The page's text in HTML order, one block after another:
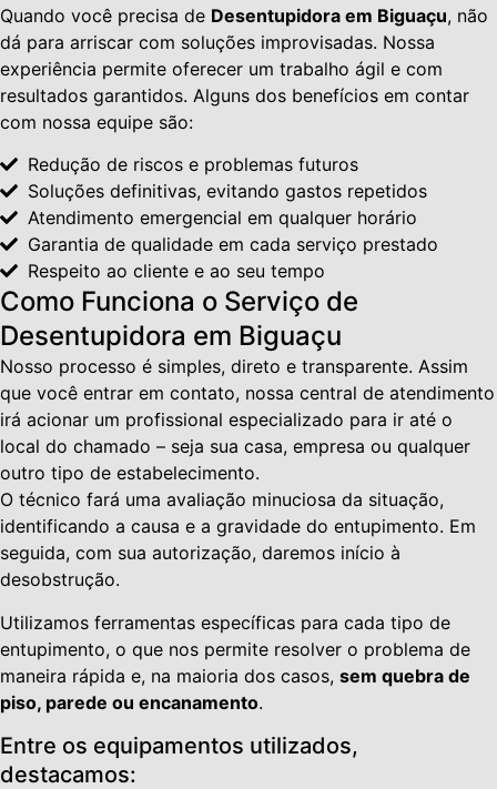
Quando você precisa de Desentupidora em Biguaçu, não
dá para arriscar com soluções improvisadas. Nossa
experiência permite oferecer um trabalho ágil e com
resultados garantidos. Alguns dos benefícios em contar
com nossa equipe são:
Redução de riscos e problemas futuros
Soluções definitivas, evitando gastos repetidos
Atendimento emergencial em qualquer horário
Garantia de qualidade em cada serviço prestado
Respeito ao cliente e ao seu tempo
Como Funciona o Serviço de
Desentupidora em Biguaçu
Nosso processo é simples, direto e transparente. Assim
que você entrar em contato, nossa central de atendimento
irá acionar um profissional especializado para ir até o
local do chamado – seja sua casa, empresa ou qualquer
outro tipo de estabelecimento.
O técnico fará uma avaliação minuciosa da situação,
identificando a causa e a gravidade do entupimento. Em
seguida, com sua autorização, daremos início à
desobstrução.
Utilizamos ferramentas específicas para cada tipo de
entupimento, o que nos permite resolver o problema de
maneira rápida e, na maioria dos casos, sem quebra de
piso, parede ou encanamento.
Entre os equipamentos utilizados,
destacamos: